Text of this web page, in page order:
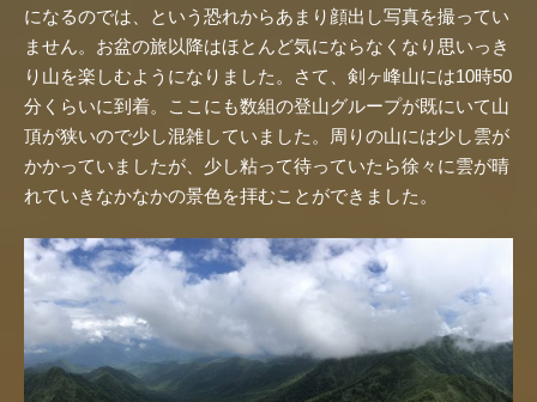
になるのでは、という恐れからあまり顔出し写真を撮ってい
ません。お盆の旅以降はほとんど気にならなくなり思いっき
り山を楽しむようになりました。さて、剣ヶ峰山には10時50
分くらいに到着。ここにも数組の登山グループが既にいて山
頂が狭いので少し混雑していました。周りの山には少し雲が
かかっていましたが、少し粘って待っていたら徐々に雲が晴
れていきなかなかの景色を拝むことができました。